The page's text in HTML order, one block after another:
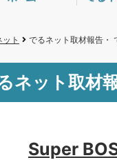
ト でるネット取材報告・
ネット取材
Super